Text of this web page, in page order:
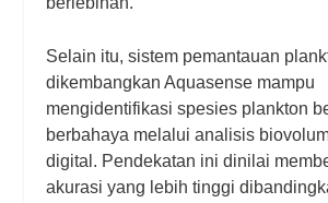
Selain itu, sistem pemantauan
dikembangkan Aquasense mampu
mengidentifikasi spesies plankton
berbahaya melalui analisis
digital. Pendekatan ini dinilai
akurasi yang lebih tinggi